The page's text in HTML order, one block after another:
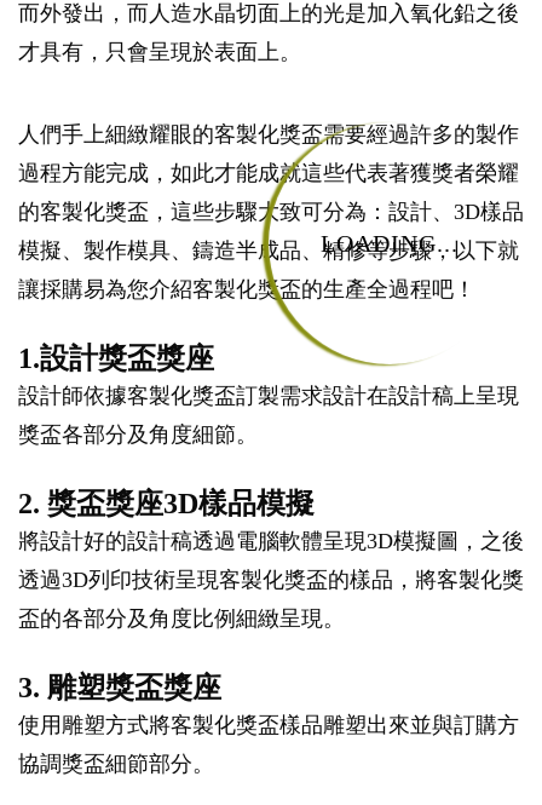
LOADING...
而外發出，而人造水晶切面上的光是加入氧化鉛之後
才具有，只會呈現於表面上。
人們手上細緻耀眼的客製化獎盃需要經過許多的製作
過程方能完成，如此才能成就這些代表著獲獎者榮耀
的客製化獎盃，這些步驟大致可分為：設計、3D樣品
模擬、製作模具、鑄造半成品、精修等步驟，以下就
讓採購易為您介紹客製化獎盃的生產全過程吧！
1.設計獎盃獎座
設計師依據客製化獎盃訂製需求設計在設計稿上呈現
獎盃各部分及角度細節。
2. 獎盃獎座3D樣品模擬
將設計好的設計稿透過電腦軟體呈現3D模擬圖，之後
透過3D列印技術呈現客製化獎盃的樣品，將客製化獎
盃的各部分及角度比例細緻呈現。
3. 雕塑獎盃獎座
使用雕塑方式將客製化獎盃樣品雕塑出來並與訂購方
協調獎盃細節部分。